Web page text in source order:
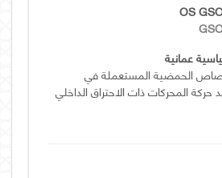
OS
عمانية
الحمضية المستعملة في
حركة المحركات ذات الاحتراق الداخلي